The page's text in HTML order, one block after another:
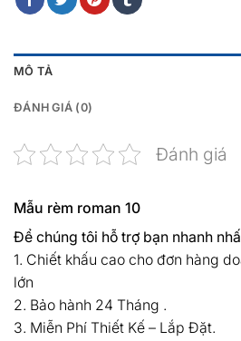
MÔ TẢ
ĐÁNH GIÁ (0)
Đánh giá
Mẫu rèm roman 10
Để chúng tôi hỗ trợ bạn nhanh
1. Chiết khấu cao cho đơn hàng
lớn
2. Bảo hành 24 Tháng .
3. Miễn Phí Thiết Kế – Lắp Đặt.